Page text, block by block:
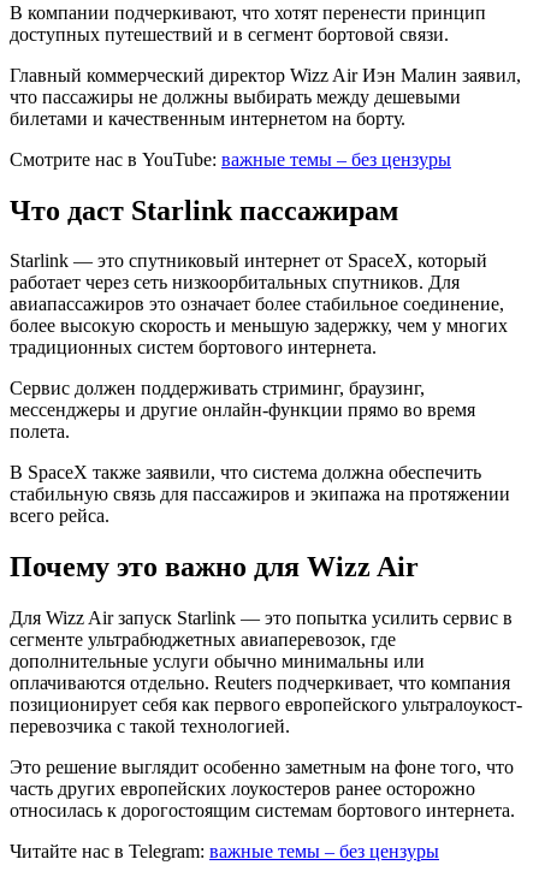
В компании подчеркивают, что хотят перенести принцип
доступных путешествий и в сегмент бортовой связи.
Главный коммерческий директор Wizz Air Иэн Малин заявил,
что пассажиры не должны выбирать между дешевыми
билетами и качественным интернетом на борту.
Смотрите нас в YouTube: важные темы – без цензуры
Что даст Starlink пассажирам
Starlink — это спутниковый интернет от SpaceX, который
работает через сеть низкоорбитальных спутников. Для
авиапассажиров это означает более стабильное соединение,
более высокую скорость и меньшую задержку, чем у многих
традиционных систем бортового интернета.
Сервис должен поддерживать стриминг, браузинг,
мессенджеры и другие онлайн-функции прямо во время
полета.
В SpaceX также заявили, что система должна обеспечить
стабильную связь для пассажиров и экипажа на протяжении
всего рейса.
Почему это важно для Wizz Air
Для Wizz Air запуск Starlink — это попытка усилить сервис в
сегменте ультрабюджетных авиаперевозок, где
дополнительные услуги обычно минимальны или
оплачиваются отдельно. Reuters подчеркивает, что компания
позиционирует себя как первого европейского ультралоукост-
перевозчика с такой технологией.
Это решение выглядит особенно заметным на фоне того, что
часть других европейских лоукостеров ранее осторожно
относилась к дорогостоящим системам бортового интернета.
Читайте нас в Telegram: важные темы – без цензуры